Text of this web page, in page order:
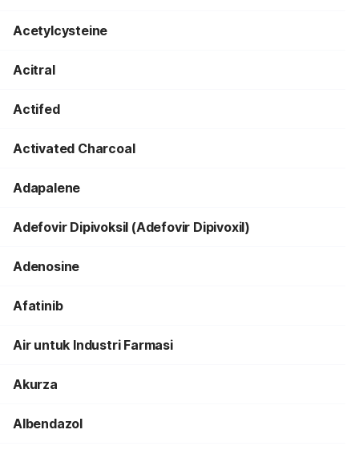
Acetylcysteine
Acitral
Actifed
Activated Charcoal
Adapalene
Adefovir Dipivoksil (Adefovir Dipivoxil)
Adenosine
Afatinib
Air untuk Industri Farmasi
Akurza
Albendazol